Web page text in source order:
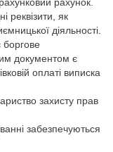
реквізити, як
діяльності.
боргове
документом є
оплаті виписка
захисту прав
забезпечуються